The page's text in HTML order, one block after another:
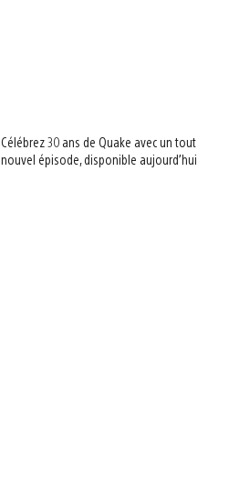
Célébrez 30 ans de Quake avec un tout
nouvel épisode, disponible aujourd’hui